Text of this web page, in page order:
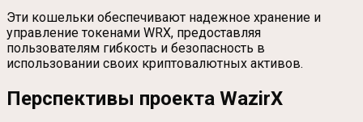
Эти кошельки обеспечивают надежное хранение и
управление токенами WRX, предоставляя
пользователям гибкость и безопасность в
использовании своих криптовалютных активов.
Перспективы проекта WazirX